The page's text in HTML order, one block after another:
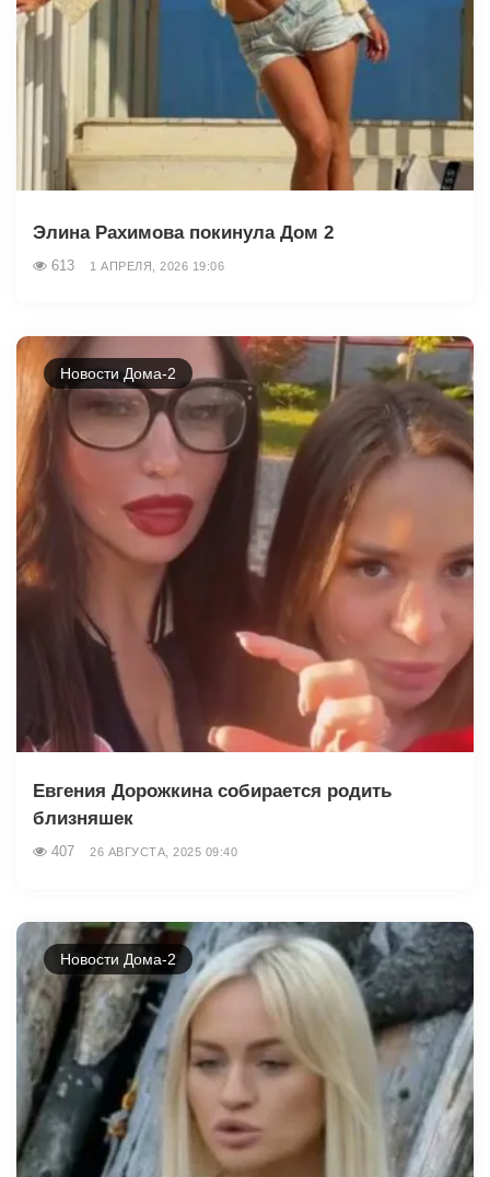
Элина Рахимова покинула Дом 2
613 1 АПРЕЛЯ, 2026 19:06
Новости Дома-2
Евгения Дорожкина собирается родить
близняшек
407 26 АВГУСТА, 2025 09:40
Новости Дома-2